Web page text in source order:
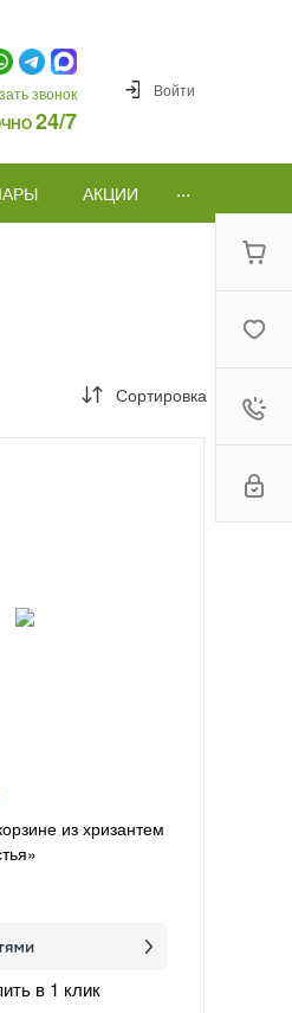
звонок
24/7
Войти
АКЦИИ ...
Сортировка
из хризантем
в 1 клик